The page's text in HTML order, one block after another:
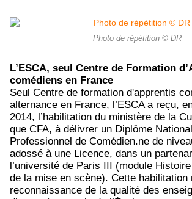
Photo de répétition © DR
L’ESCA, seul Centre de Formation
comédiens en France
Seul Centre de formation d'apprentis
alternance en France, l’ESCA a reçu,
2014, l’habilitation du ministère de la
que CFA, à délivrer un Diplôme
Professionnel de Comédien.ne de
adossé à une Licence, dans un
l’université de Paris III (module
de la mise en scène). Cette habilitation
reconnaissance de la qualité des